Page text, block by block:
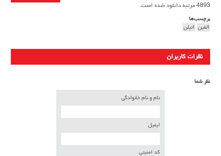
4893 مرتبه دانلود شده است.
برچسب‌ها
الفین اتیلن
نظرات کاربران
نظر شما
نام و نام خانوادگی
ایمیل
کد امنیتی